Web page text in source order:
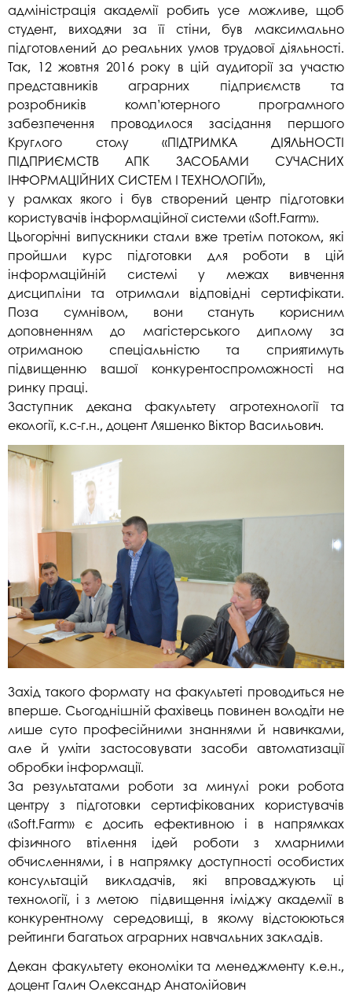
адміністрація академії робить усе можливе, щоб
студент, виходячи за її стіни, був максимально
підготовлений до реальних умов трудової діяльності.
Так, 12 жовтня 2016 року в цій аудиторії за участю
представників аграрних підприємств та
розробників комп’ютерного програмного
забезпечення проводилося засідання першого
Круглого столу «ПІДТРИМКА ДІЯЛЬНОСТІ
ПІДПРИЄМСТВ АПК ЗАСОБАМИ СУЧАСНИХ
ІНФОРМАЦІЙНИХ СИСТЕМ І ТЕХНОЛОГІЙ»,
у рамках якого і був створений центр підготовки
користувачів інформаційної системи «Soft.Farm».
Цьогорічні випускники стали вже третім потоком, які
пройшли курс підготовки для роботи в цій
інформаційній системі у межах вивчення
дисципліни та отримали відповідні сертифікати.
Поза сумнівом, вони стануть корисним
доповненням до магістерського диплому за
отриманою спеціальністю та сприятимуть
підвищенню вашої конкурентоспроможності на
ринку праці.
Заступник декана факультету агротехнології та
екології, к.с-г.н., доцент Ляшенко Віктор Васильович.
Захід такого формату на факультеті проводиться не
вперше. Сьогоднішній фахівець повинен володіти не
лише суто професійними знаннями й навичками,
але й уміти застосовувати засоби автоматизації
обробки інформації.
За результатами роботи за минулі роки робота
центру з підготовки сертифікованих користувачів
«Soft.Farm» є досить ефективною і в напрямках
фізичного втілення ідей роботи з хмарними
обчисленнями, і в напрямку доступності особистих
консультацій викладачів, які впроваджують ці
технології, і з метою підвищення іміджу академії в
конкурентному середовищі, в якому відстоюються
рейтинги багатьох аграрних навчальних закладів.
Декан факультету економіки та менеджменту к.е.н.,
доцент Галич Олександр Анатолійович